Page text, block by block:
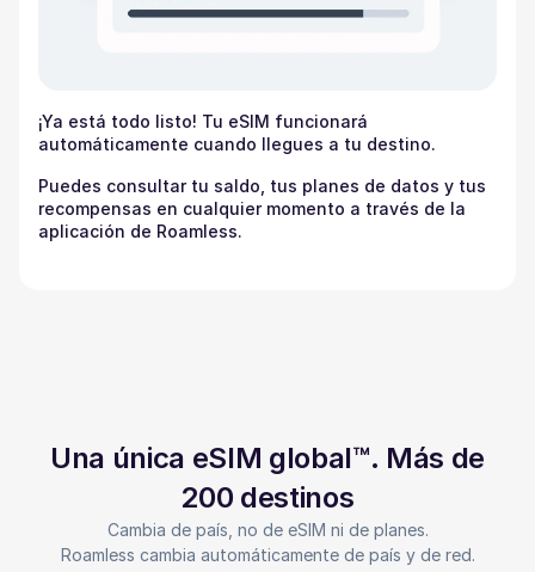
¡Ya está todo listo! Tu eSIM funcionará
automáticamente cuando llegues a tu destino.
Puedes consultar tu saldo, tus planes de datos y tus
recompensas en cualquier momento a través de la
aplicación de Roamless.
Una única eSIM global™. Más de
200 destinos
Cambia de país, no de eSIM ni de planes.
Roamless cambia automáticamente de país y de red.